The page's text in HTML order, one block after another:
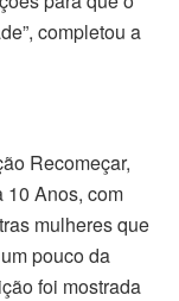
completou a
Recomeçar,
10 Anos, com
mulheres que
pouco da
foi mostrada